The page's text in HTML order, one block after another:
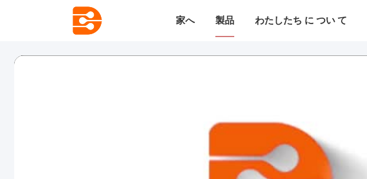
家へ 製品 わたしたち に つい て